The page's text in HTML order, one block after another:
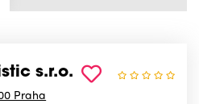
s.r.o.
Praha